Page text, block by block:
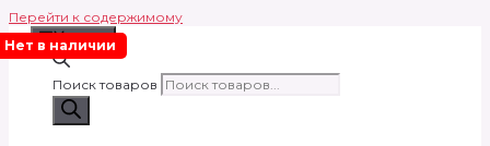
Перейти к содержимому
Меню
Поиск товаров
Нет в наличии